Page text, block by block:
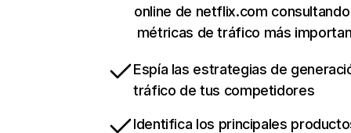
online de netflix.com
métricas de tráfico más
Espía las estrategias de
tráfico de tus competidores
Identifica los principales